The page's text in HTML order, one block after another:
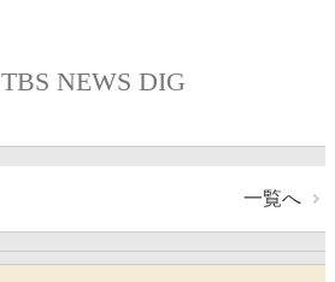
TBS NEWS DIG
一覧へ